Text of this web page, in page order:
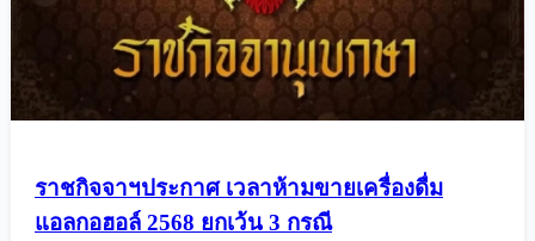
ราชกิจจาฯประกาศ เวลาห้ามขายเครื่องดื่ม
แอลกอฮอล์ 2568 ยกเว้น 3 กรณี